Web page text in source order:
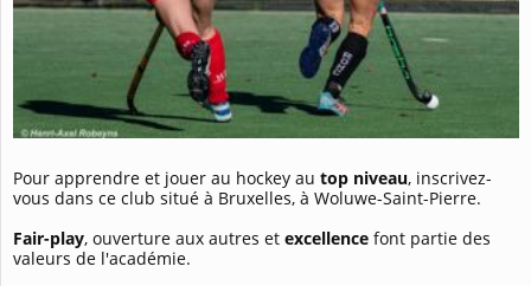
Pour apprendre et jouer au hockey au top niveau, inscrivez-
vous dans ce club situé à Bruxelles, à Woluwe-Saint-Pierre.
Fair-play, ouverture aux autres et excellence font partie des
valeurs de l'académie.